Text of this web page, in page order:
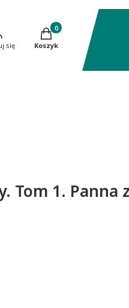
się
Produkty w koszyku:
Koszyk
Tom 1. Panna z